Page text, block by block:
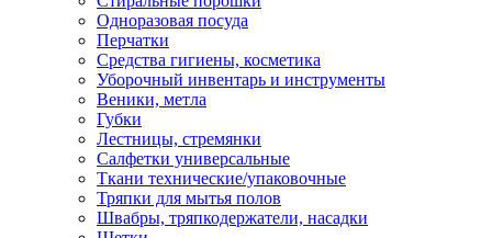
Одноразовая посуда
Перчатки
Средства гигиены, косметика
Уборочный инвентарь и инструменты
Веники, метла
Губки
Лестницы, стремянки
Салфетки универсальные
Ткани технические/упаковочные
Тряпки для мытья полов
Швабры, тряпкодержатели, насадки